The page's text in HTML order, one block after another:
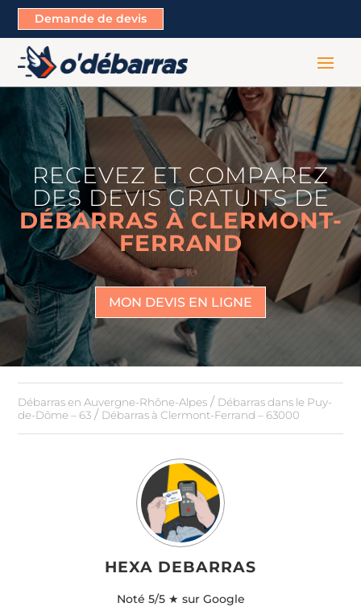
Demande de devis
RECEVEZ ET COMPAREZ
DES DEVIS GRATUITS DE
DÉBARRAS À CLERMONT-
FERRAND
MON DEVIS EN LIGNE
Débarras en Auvergne-Rhône-Alpes / Débarras dans le Puy-
de-Dôme – 63 / Débarras à Clermont-Ferrand – 63000
HEXA DEBARRAS
Noté 5/5 ★ sur Google